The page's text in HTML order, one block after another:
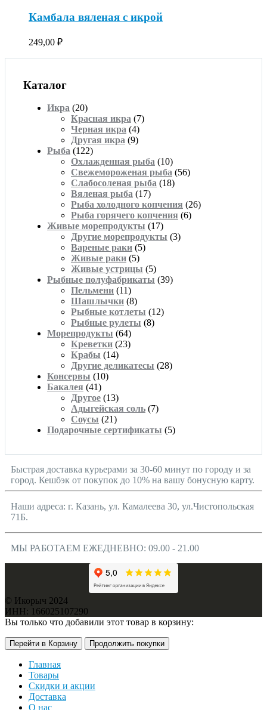
Камбала вяленая с икрой
249,00 ₽
Каталог
Икра (20)
Красная икра (7)
Черная икра (4)
Другая икра (9)
Рыба (122)
Охлажденная рыба (10)
Свежемороженая рыба (56)
Слабосоленая рыба (18)
Вяленая рыба (17)
Рыба холодного копчения (26)
Рыба горячего копчения (6)
Живые морепродукты (17)
Другие морепродукты (3)
Вареные раки (5)
Живые раки (5)
Живые устрицы (5)
Рыбные полуфабрикаты (39)
Пельмени (11)
Шашлычки (8)
Рыбные котлеты (12)
Рыбные рулеты (8)
Морепродукты (64)
Креветки (23)
Крабы (14)
Другие деликатесы (28)
Консервы (10)
Бакалея (41)
Другое (13)
Адыгейская соль (7)
Соусы (21)
Подарочные сертификаты (5)
Быстрая доставка курьерами за 30-60 минут по городу и за
город. Кешбэк от покупок до 10% на вашу бонусную карту.
Наши адреса: г. Казань, ул. Камалеева 30, ул.Чистопольская
71Б.
МЫ РАБОТАЕМ ЕЖЕДНЕВНО: 09.00 - 21.00
© Икорыч 2024
ИНН: 166025107290
Вы только что добавили этот товар в корзину:
Перейти в Корзину Продолжить покупки
Главная
Товары
Скидки и акции
Доставка
О нас